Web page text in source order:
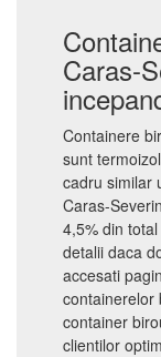
Caras-
Containere
sunt
cadru similar
Caras-
4,5% din
detalii daca
accesati
containerelor
container
clientilor